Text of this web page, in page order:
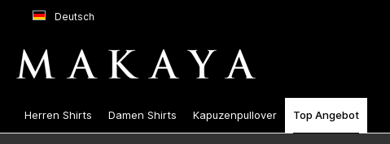
Deutsch
Herren Shirts Damen Shirts Kapuzenpullover Top Angebot